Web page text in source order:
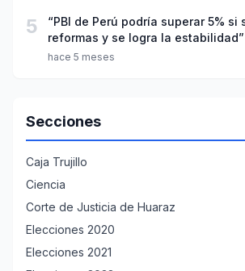
5
“PBI de Perú podría superar 5% si
reformas y se logra la estabilidad”
hace 5 meses
Secciones
Caja Trujillo
Ciencia
Corte de Justicia de Huaraz
Elecciones 2020
Elecciones 2021